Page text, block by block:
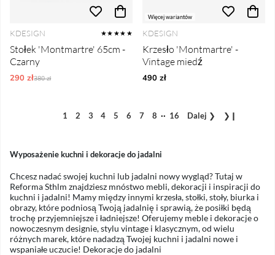
KDESIGN ★★★★★
Stołek 'Montmartre' 65cm -
Czarny
290 złOrdynarne ceny:
380 zł
Więcej wariantów
KDESIGN
Krzesło 'Montmartre' -
Vintage miedź
490 zł
1 2 3 4 5 6 7 8 .. 16 Dalej ❯ ❯❙
Wyposażenie kuchni i dekoracje do jadalni
Chcesz nadać swojej kuchni lub jadalni nowy wygląd? Tutaj w
Reforma Sthlm znajdziesz mnóstwo mebli, dekoracji i inspiracji do
kuchni i jadalni! Mamy między innymi krzesła, stołki, stoły, biurka i
obrazy, które podniosą Twoją jadalnię i sprawią, że posiłki będą
trochę przyjemniejsze i ładniejsze! Oferujemy meble i dekoracje o
nowoczesnym designie, stylu vintage i klasycznym, od wielu
różnych marek, które nadadzą Twojej kuchni i jadalni nowe i
wspaniałe uczucie! Dekoracje do jadalni